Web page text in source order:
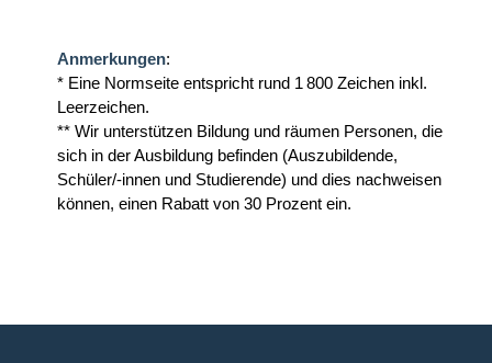
Anmerkungen:
* Eine Normseite entspricht rund 1 800 Zeichen inkl.
Leerzeichen.
** Wir unterstützen Bildung und räumen Personen, die
sich in der Ausbildung befinden (Auszubildende,
Schüler/-innen und Studierende) und dies nachweisen
können, einen Rabatt von 30 Prozent ein.